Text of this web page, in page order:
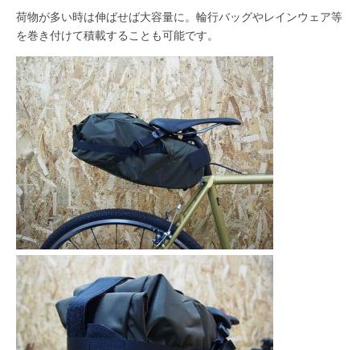
荷物が多い時は伸ばせば大容量に。輪行バッグやレインウェア等
を巻き付けて積載することも可能です。